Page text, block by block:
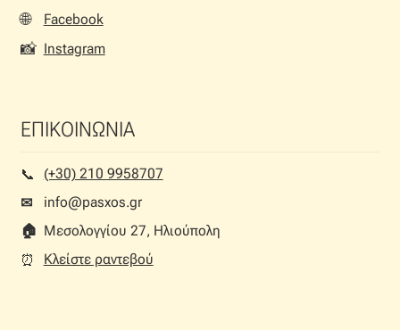
🌐 Facebook
📸 Instagram
ΕΠΙΚΟΙΝΩΝΙΑ
📞︎
(+30) 210 9958707
✉
info@pasxos.gr
🏠︎ Μεσολογγίου 27, Ηλιούπολη
⏰︎
Κλείστε ραντεβού